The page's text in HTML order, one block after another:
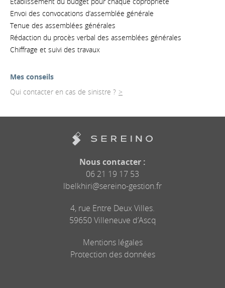
Mes conseils
Qui contacter en cas de sinistre ?
Envoi des convocations d’assemblée générale
Tenue des assemblées générales
Rédaction du procès verbal des assemblées générales
Chiffrage et suivi des travaux
Nous contacter :
06 21 19 17 53
lbelkhiri@sereino-gestion.fr
4, rue Entre Deux Villes.
59650 Villeneuve d’Ascq
Mentions légales
Protection des données